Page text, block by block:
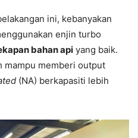
ini, kebanyakan
enjin turbo
bahan api yang baik.
mampu memberi output
(NA) berkapasiti lebih